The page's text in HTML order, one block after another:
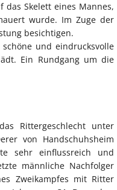
das Skelett eines Mannes,
wurde. Im Zuge der
besichtigen.
und eindrucksvolle
Ein Rundgang um die
Rittergeschlecht unter
von Handschuhsheim
sehr einflussreich und
männliche Nachfolger
Zweikampfes mit Ritter